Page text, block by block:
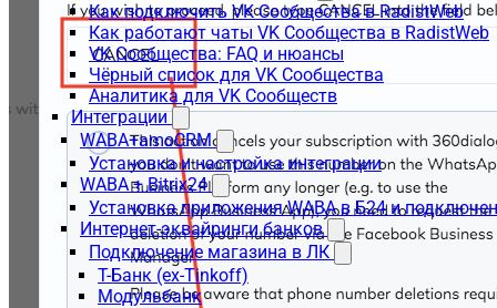
Как подключить VK Сообщества в RadistWeb
Как работают чаты VK Сообщества в RadistWeb
VK Сообщества: FAQ и нюансы
Чёрный список для VK Сообщества
Аналитика для VK Сообществ
Интеграции
WABA+amoCRM
Установка и настройка интеграции
WABA + Bitrix24
Установка приложения WABA в Б24 и
Интернет-эквайринги банков
Подключение магазина в ЛК
Т-Банк (ex-Tinkoff)
Модульбанк